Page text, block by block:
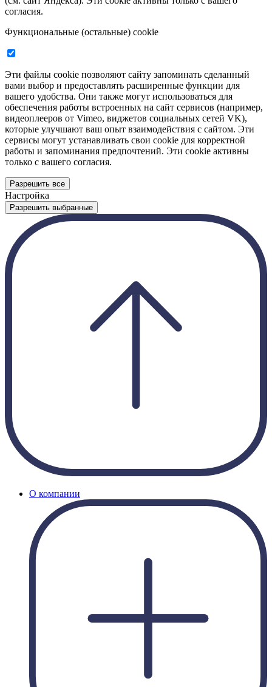
согласия.
Функциональные (остальные) cookie
Эти файлы cookie позволяют сайту запоминать сделанный
вами выбор и предоставлять расширенные функции для
вашего удобства. Они также могут использоваться для
обеспечения работы встроенных на сайт сервисов (например,
видеоплееров от Vimeo, виджетов социальных сетей VK),
которые улучшают ваш опыт взаимодействия с сайтом. Эти
сервисы могут устанавливать свои cookie для корректной
работы и запоминания предпочтений. Эти cookie активны
только с вашего согласия.
Разрешить все
Настройка
Разрешить выбранные
О компании